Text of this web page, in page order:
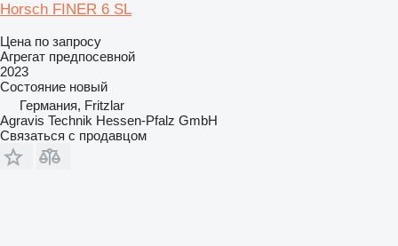
Horsch FINER 6 SL
Цена по запросу
Агрегат предпосевной
2023
Состояние новый
Германия, Fritzlar
Agravis Technik Hessen-Pfalz GmbH
Связаться с продавцом